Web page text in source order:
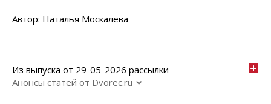
Автор: Haтaлья Mocкaлeвa
Из выпуска от 29-05-2026 рассылки
Анонсы статей от Dvorec.ru